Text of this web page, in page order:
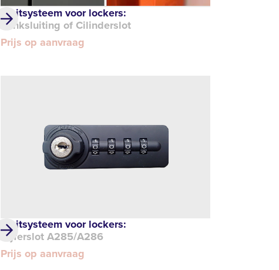
Sluitsysteem voor lockers:
Klinksluiting of Cilinderslot
Prijs op aanvraag
Sluitsysteem voor lockers:
Cijferslot A285/A286
Prijs op aanvraag